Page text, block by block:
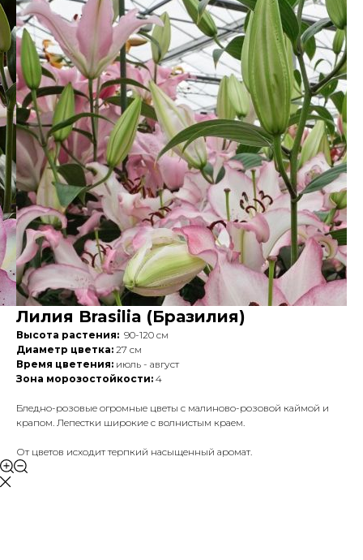
Лилия Brasilia (Бразилия)
Высота растения: 90-120 см
Диаметр цветка: 27 см
Время цветения: июль - август
Зона морозостойкости: 4
Бледно-розовые огромные цветы с малиново-розовой каймой и
крапом. Лепестки широкие с волнистым краем.
От цветов исходит терпкий насыщенный аромат.